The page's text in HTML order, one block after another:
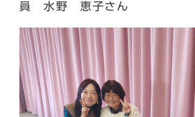
員 水野 恵子さん